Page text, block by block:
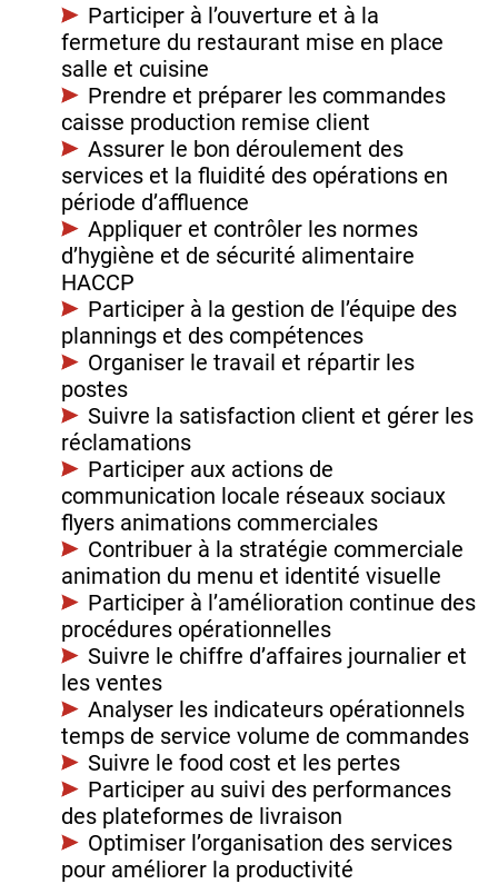
Participer à l’ouverture et à la
fermeture du restaurant mise en place
salle et cuisine
Prendre et préparer les commandes
caisse production remise client
Assurer le bon déroulement des
services et la fluidité des opérations en
période d’affluence
Appliquer et contrôler les normes
d’hygiène et de sécurité alimentaire
HACCP
Participer à la gestion de l’équipe des
plannings et des compétences
Organiser le travail et répartir les
postes
Suivre la satisfaction client et gérer les
réclamations
Participer aux actions de
communication locale réseaux sociaux
flyers animations commerciales
Contribuer à la stratégie commerciale
animation du menu et identité visuelle
Participer à l’amélioration continue des
procédures opérationnelles
Suivre le chiffre d’affaires journalier et
les ventes
Analyser les indicateurs opérationnels
temps de service volume de commandes
Suivre le food cost et les pertes
Participer au suivi des performances
des plateformes de livraison
Optimiser l’organisation des services
pour améliorer la productivité